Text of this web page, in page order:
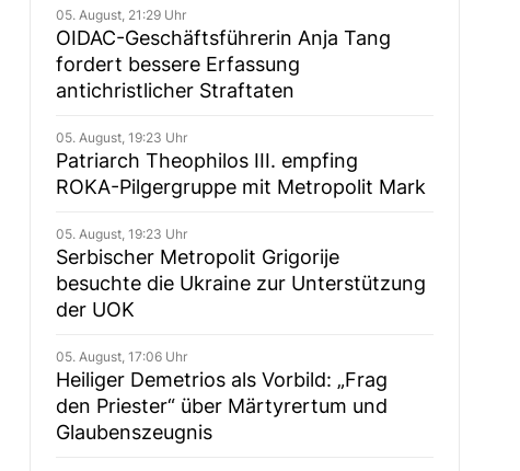
05. August, 21:29 Uhr
OIDAC-Geschäftsführerin Anja Tang
fordert bessere Erfassung
antichristlicher Straftaten
05. August, 19:23 Uhr
Patriarch Theophilos III. empfing
ROKA-Pilgergruppe mit Metropolit Mark
05. August, 19:23 Uhr
Serbischer Metropolit Grigorije
besuchte die Ukraine zur Unterstützung
der UOK
05. August, 17:06 Uhr
Heiliger Demetrios als Vorbild: „Frag
den Priester“ über Märtyrertum und
Glaubenszeugnis